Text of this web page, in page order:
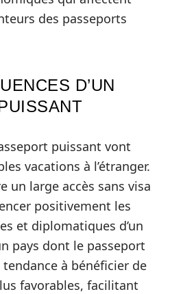
des passeports
D’UN
puissant vont
vacations à l’étranger.
un large accès sans visa
positivement les
et diplomatiques d’un
pays dont le passeport
à bénéficier de
favorables, facilitant